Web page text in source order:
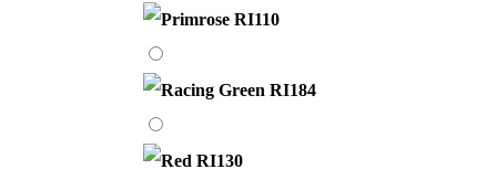
RI110
Racing
Green
RI184
Red
RI130